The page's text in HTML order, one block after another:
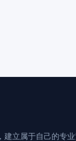
立属于自己的专业